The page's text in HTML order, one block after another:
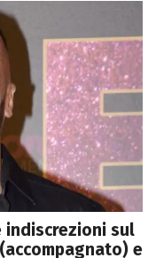
indiscrezioni sul
e